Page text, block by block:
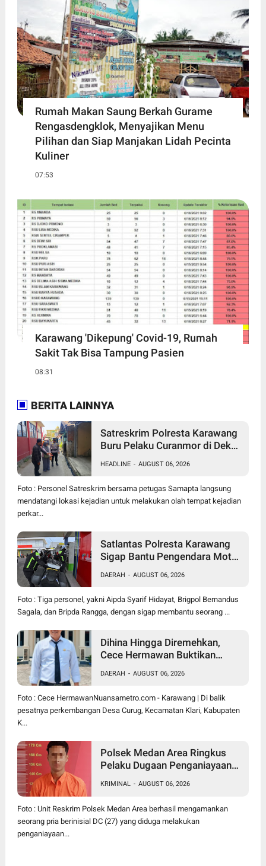
Rumah Makan Saung Berkah Gurame
Rengasdengklok, Menyajikan Menu
Pilihan dan Siap Manjakan Lidah Pecinta
Kuliner
07:53
Karawang 'Dikepung' Covid-19, Rumah
Sakit Tak Bisa Tampung Pasien
08:31
BERITA LAINNYA
Satreskrim Polresta Karawang
Buru Pelaku Curanmor di Dekat
HEADLINE - AUGUST 06, 2026
Foto : Personel Satreskrim bersama petugas Samapta langsung
mendatangi lokasi kejadian untuk melakukan olah tempat kejadian
perkar...
Satlantas Polresta Karawang
Sigap Bantu Pengendara Motor
Apresiasi
DAERAH - AUGUST 06, 2026
Foto : Tiga personel, yakni Aipda Syarif Hidayat, Brigpol Bernandus
Sagala, dan Bripda Rangga, dengan sigap membantu seorang ...
Dihina Hingga Diremehkan,
Cece Hermawan Buktikan
Bangun Desa Curug
DAERAH - AUGUST 06, 2026
Foto : Cece HermawanNuansametro.com - Karawang | Di balik
pesatnya perkembangan Desa Curug, Kecamatan Klari, Kabupaten
K...
Polsek Medan Area Ringkus
Pelaku Dugaan Penganiayaan
Denai, Korban Alami Luka
Memar
KRIMINAL - AUGUST 06, 2026
Foto : Unit Reskrim Polsek Medan Area berhasil mengamankan
seorang pria berinisial DC (27) yang diduga melakukan
penganiayaan...